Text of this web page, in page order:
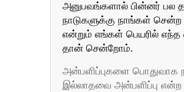
அனுபவங்களால் பின்னர் பல
நாடுகளுக்கு நாங்கள்
என்றும் எங்கள் பெயரில் எந்த
தான் சென்றோம்.
அன்பளிப்புகளை பொதுவாக
இல்லாதவை அன்பளிப்பு